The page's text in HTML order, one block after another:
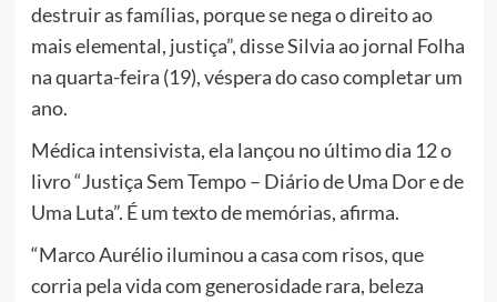
destruir as famílias, porque se nega o direito ao
mais elemental, justiça”, disse Silvia ao jornal Folha
na quarta-feira (19), véspera do caso completar um
ano.
Médica intensivista, ela lançou no último dia 12 o
livro “Justiça Sem Tempo – Diário de Uma Dor e de
Uma Luta”. É um texto de memórias, afirma.
“Marco Aurélio iluminou a casa com risos, que
corria pela vida com generosidade rara, beleza